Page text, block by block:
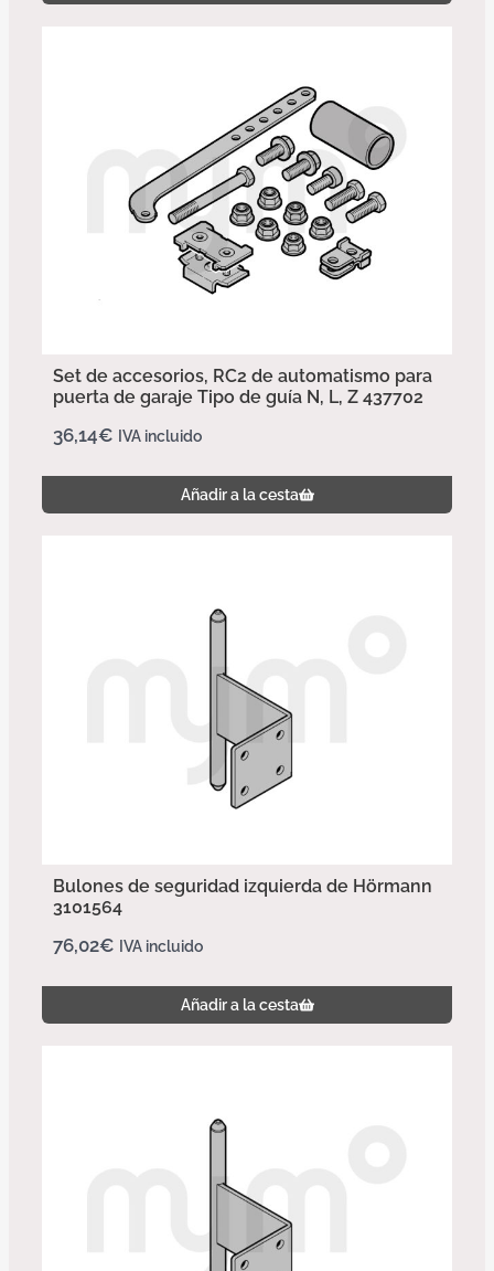
Set de accesorios, RC2 de automatismo para
puerta de garaje Tipo de guía N, L, Z 437702
36,14€ IVA incluido
Añadir a la cesta
Bulones de seguridad izquierda de Hörmann
3101564
76,02€ IVA incluido
Añadir a la cesta